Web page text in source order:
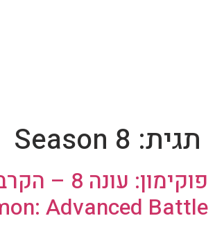
תגית: Season 8
פוקימון:
Advanced Battle